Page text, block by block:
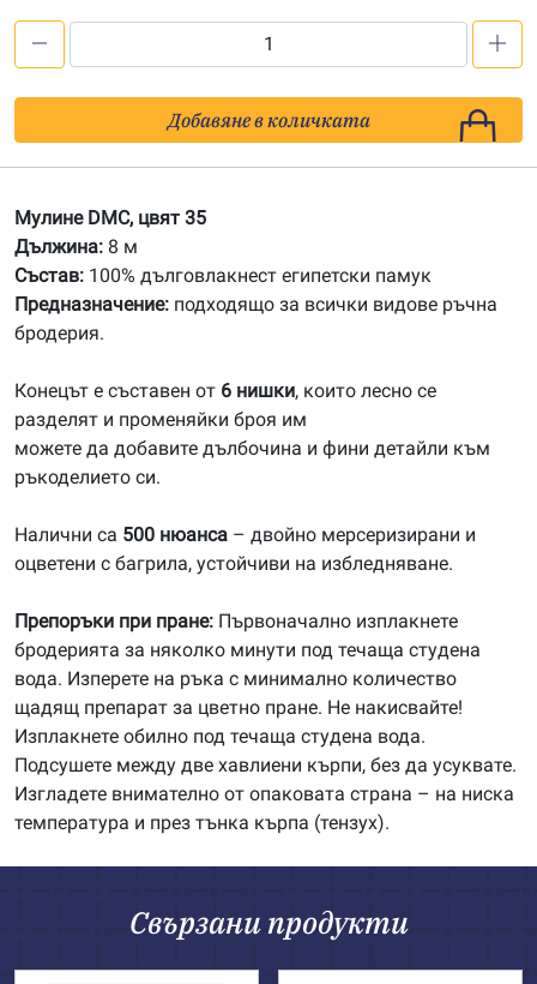
Мулине
DMC
Добавяне в количката
Мулине DMC, цвят 35
Дължина: 8 м
Състав: 100% дълговлакнест египетски памук
Предназначение: подходящо за всички видове ръчна
бродерия.
Конецът е съставен от 6 нишки, които лесно се
разделят и променяйки броя им
можете да добавите дълбочина и фини детайли към
ръкоделието си.
Налични са 500 нюанса – двойно мерсеризирани и
оцветени с багрила, устойчиви на избледняване.
Препоръки при пране: Първоначално изплакнете
бродерията за няколко минути под течаща студена
вода. Изперете на ръка с минимално количество
щадящ препарат за цветно пране. Не накисвайте!
Изплакнете обилно под течаща студена вода.
Подсушете между две хавлиени кърпи, без да усуквате.
Изгладете внимателно от опаковата страна – на ниска
температура и през тънка кърпа (тензух).
Свързани продукти